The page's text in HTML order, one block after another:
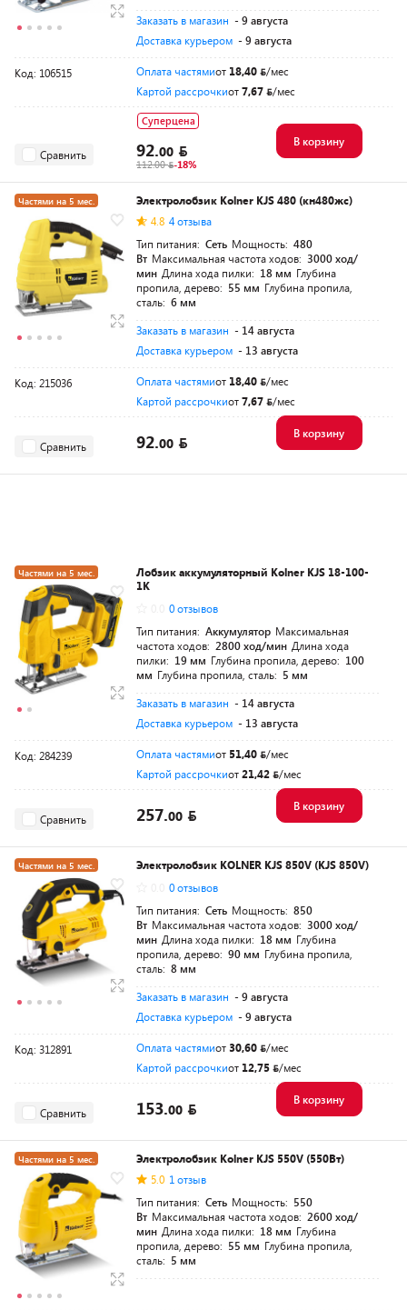
Заказать в магазин - 9 августа
Доставка курьером - 9 августа
Код: 106515 Оплата частямиот 18,40
/мес
Картой рассрочкиот7,67 /мес
Сравнить
Суперцена
92.00
112.00 -18%
В корзину
Частями на 5 мес.
Разумная цена
Электролобзик Kolner KJS 480 (кн480жс)
4.8 4 отзыва
Тип питания: Сеть Мощность: 480
Вт Максимальная частота ходов: 3000 ход/
мин Длина хода пилки: 18 мм Глубина
пропила, дерево: 55 мм Глубина пропила,
сталь: 6 мм
Заказать в магазин - 14 августа
Доставка курьером - 13 августа
Код: 215036 Оплата частямиот 18,40
/мес
Картой рассрочкиот7,67 /мес
Сравнить 92.00
В корзину
Частями на 5 мес.
Разумная цена
Лобзик аккумуляторный Kolner KJS 18-100-
1K
0 отзывов
Тип питания: Аккумулятор Максимальная
частота ходов: 2800 ход/мин Длина хода
пилки: 19 мм Глубина пропила, дерево: 100
мм Глубина пропила, сталь: 5 мм
Заказать в магазин - 14 августа
Доставка курьером - 13 августа
Код: 284239 Оплата частямиот 51,40
/мес
Картой рассрочкиот21,42 /мес
Сравнить 257.00
В корзину
Частями на 5 мес.
Электролобзик KOLNER KJS 850V (KJS 850V)
0 отзывов
Тип питания: Сеть Мощность: 850
Вт Максимальная частота ходов: 3000 ход/
мин Длина хода пилки: 18 мм Глубина
пропила, дерево: 90 мм Глубина пропила,
сталь: 8 мм
Заказать в магазин - 9 августа
Доставка курьером - 9 августа
Код: 312891 Оплата частямиот30,60
/мес
Картой рассрочкиот 12,75 /мес
Сравнить 153.00
В корзину
Частями на 5 мес.
Электролобзик Kolner KJS 550V (550Вт)
5.0 1 отзыв
Тип питания: Сеть Мощность: 550
Вт Максимальная частота ходов: 2600 ход/
мин Длина хода пилки: 18 мм Глубина
пропила, дерево: 55 мм Глубина пропила,
сталь: 5 мм